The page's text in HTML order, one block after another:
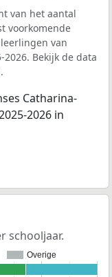
van het aantal
voorkomende
van
Bekijk de data
Catharina-
2026 in
schooljaar.
Overige